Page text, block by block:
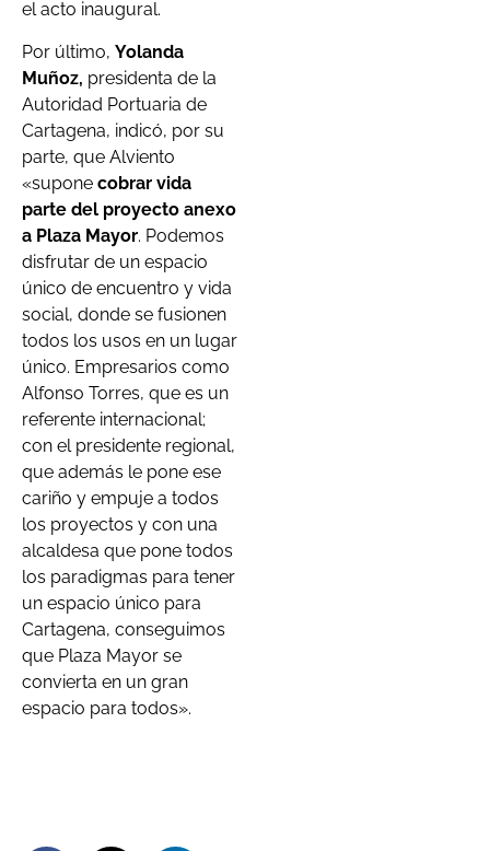
el acto inaugural.
Por último, Yolanda
Muñoz, presidenta de la
Autoridad Portuaria de
Cartagena, indicó, por su
parte, que Alviento
«supone cobrar vida
parte del proyecto anexo
a Plaza Mayor. Podemos
disfrutar de un espacio
único de encuentro y vida
social, donde se fusionen
todos los usos en un lugar
único. Empresarios como
Alfonso Torres, que es un
referente internacional;
con el presidente regional,
que además le pone ese
cariño y empuje a todos
los proyectos y con una
alcaldesa que pone todos
los paradigmas para tener
un espacio único para
Cartagena, conseguimos
que Plaza Mayor se
convierta en un gran
espacio para todos».